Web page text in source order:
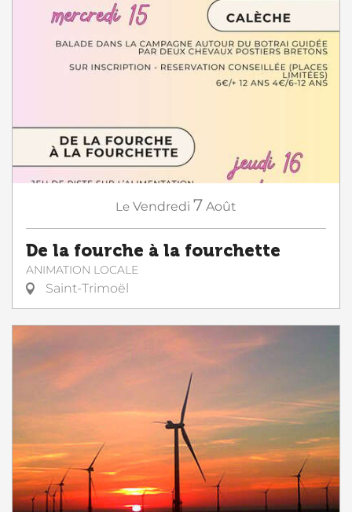
Le Vendredi 7 Août
De la fourche à la fourchette
ANIMATION LOCALE
Saint-Trimoël